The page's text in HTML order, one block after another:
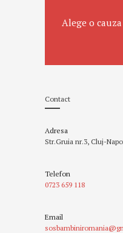
Alege o
Contact
Adresa
Str.Gruia nr.3, Cluj-
Telefon
0723 659 118
Email